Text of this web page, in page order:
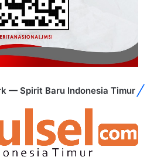
— Spirit Baru Indonesia Timur